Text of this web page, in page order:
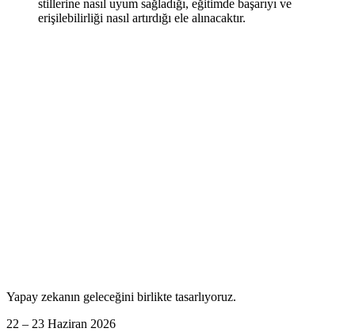
stillerine nasıl uyum sağladığı, eğitimde başarıyı ve
erişilebilirliği nasıl artırdığı ele alınacaktır.
Yapay zekanın geleceğini birlikte tasarlıyoruz.
22 – 23 Haziran 2026